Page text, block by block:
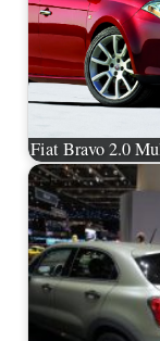
Fiat Bravo 2.0